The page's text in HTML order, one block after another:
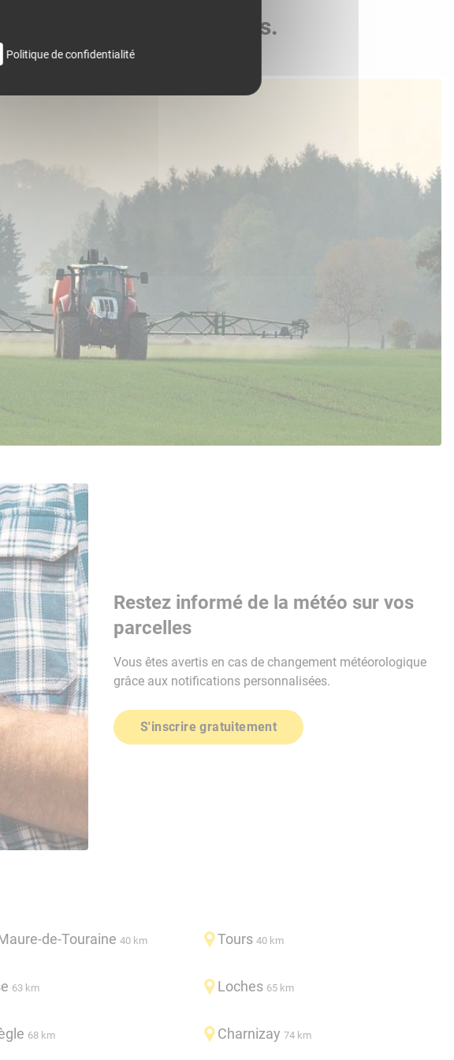
météo de vos parcelles.
Restez informé de la météo sur vos
parcelles
Vous êtes avertis en cas de changement météorologique
grâce aux notifications personnalisées.
S'inscrire gratuitement
de-Touraine 40 km Tours 40 km
63 km Loches 65 km
68 km Charnizay 74 km
Politique de confidentialité